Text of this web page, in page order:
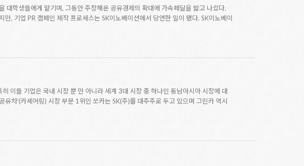
대학생들에게 맡기며, 그동안 주장해온 공유경제의 확대에 가속페달을 밟고 나섰다.
, 기업 PR 캠페인 제작 프로세스는 SK이노베이션에서 당연한 일이 됐다. SK이노베이
이들 기업은 국내 시장 뿐 만 아니라 세계 3대 시장 중 하나인 동남아시아 시장에 대
차’(카셰어링) 시장 부문 1위인 쏘카는 SK(주)를 대주주로 두고 있으며 그린카 역시